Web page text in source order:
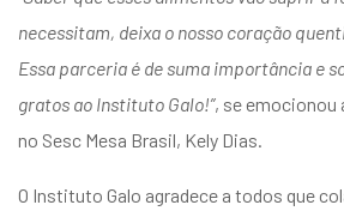
necessitam, deixa o nosso coração
Essa parceria é de suma importância e
gratos ao Instituto Galo!”, se emocionou
no Sesc Mesa Brasil, Kely Dias.
O Instituto Galo agradece a todos que